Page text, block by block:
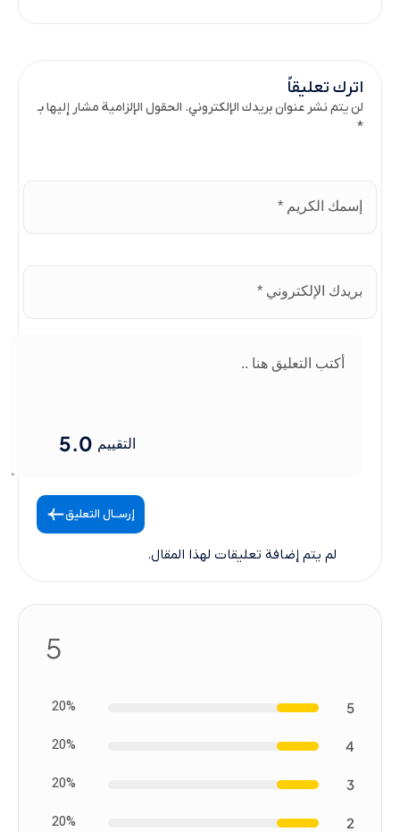
اترك تعليقاً
لن يتم نشر عنوان بريدك الإلكتروني. الحقول الإلزامية مشار إليها بـ
*
التقييم 5.0
إرســال التعليق
لم يتم إضافة تعليقات لهذا المقال.
5
5
20%
4
20%
3
20%
2
20%